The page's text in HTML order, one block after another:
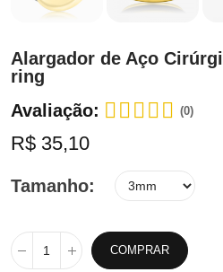
Alargador de Aço
ring
Avaliação:
(0)
R$ 35,10
Tamanho
COMPRAR